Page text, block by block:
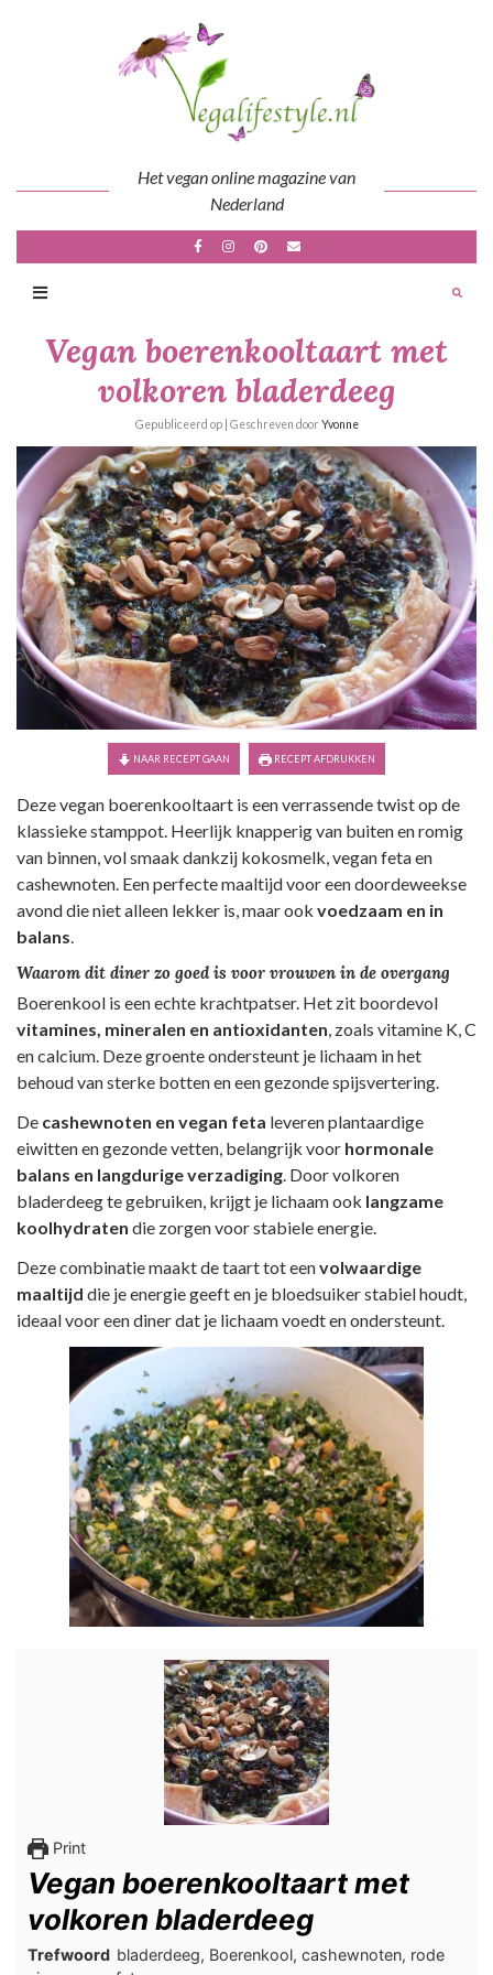
Het vegan online magazine van
Nederland
Vegan boerenkooltaart met
volkoren bladerdeeg
Gepubliceerd op | Geschreven door Yvonne
NAAR RECEPT GAAN RECEPT AFDRUKKEN
Deze vegan boerenkooltaart is een verrassende twist op de
klassieke stamppot. Heerlijk knapperig van buiten en romig
van binnen, vol smaak dankzij kokosmelk, vegan feta en
cashewnoten. Een perfecte maaltijd voor een doordeweekse
avond die niet alleen lekker is, maar ook voedzaam en in
balans.
Waarom dit diner zo goed is voor vrouwen in de overgang
Boerenkool is een echte krachtpatser. Het zit boordevol
vitamines, mineralen en antioxidanten, zoals vitamine K, C
en calcium. Deze groente ondersteunt je lichaam in het
behoud van sterke botten en een gezonde spijsvertering.
De cashewnoten en vegan feta leveren plantaardige
eiwitten en gezonde vetten, belangrijk voor hormonale
balans en langdurige verzadiging. Door volkoren
bladerdeeg te gebruiken, krijgt je lichaam ook langzame
koolhydraten die zorgen voor stabiele energie.
Deze combinatie maakt de taart tot eenvolwaardige
maaltijd die je energie geeft en je bloedsuiker stabiel houdt,
ideaal voor een diner dat je lichaam voedt en ondersteunt.
Print
Vegan boerenkooltaart met
volkoren bladerdeeg
Trefwoord bladerdeeg, Boerenkool, cashewnoten, rode